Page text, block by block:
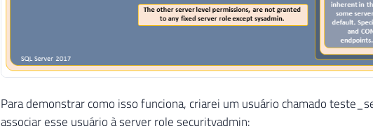
Para demonstrar como isso funciona, criarei um usuário chamado
associar esse usuário à server role securityadmin: